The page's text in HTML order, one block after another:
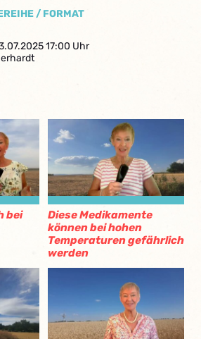
/ FORMAT
17:00 Uhr
bei
Diese Medikamente
können bei hohen
Temperaturen gefährlich
werden